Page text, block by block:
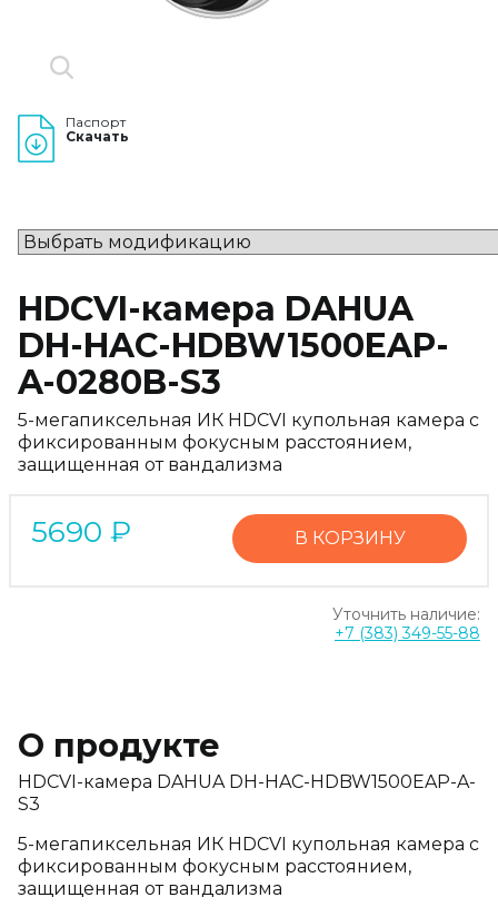
Паспорт
Скачать
HDCVI-камера DAHUA
DH-HAC-HDBW1500EAP-
A-0280B-S3
5-мегапиксельная ИК HDCVI купольная камера с
фиксированным фокусным расстоянием,
защищенная от вандализма
5690 ₽ В КОРЗИНУ
Уточнить наличие:
+7 (383) 349-55-88
О продукте
HDCVI-камера DAHUA DH-HAC-HDBW1500EAP-A-
S3
5-мегапиксельная ИК HDCVI купольная камера с
фиксированным фокусным расстоянием,
защищенная от вандализма